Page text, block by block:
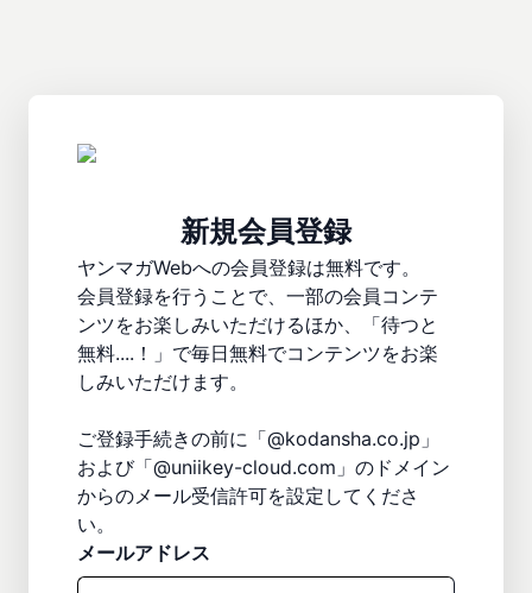
新規会員登録
ヤンマガWebへの会員登録は無料です。
会員登録を行うことで、一部の会員コンテ
ンツをお楽しみいただけるほか、「待つと
無料....！」で毎日無料でコンテンツをお楽
しみいただけます。
ご登録手続きの前に「@kodansha.co.jp」
および「@uniikey-cloud.com」のドメイン
からのメール受信許可を設定してくださ
い。
メールアドレス